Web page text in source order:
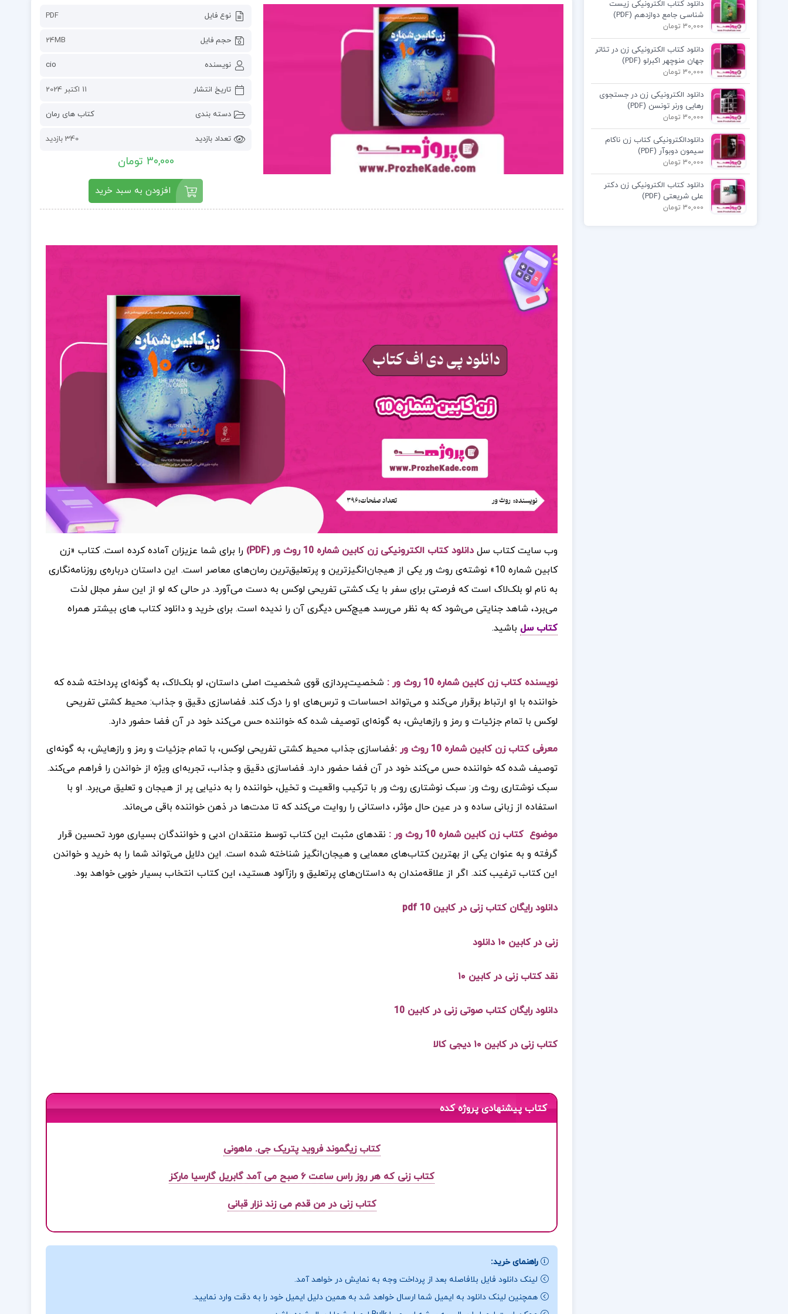
نوع فایل PDF
حجم فایل 24MB
نویسنده cio
تاریخ انتشار 11 اکتبر 2024
دسته بندی کتاب های رمان
تعداد بازدید 340 بازدید
30,000 تومان
افزودن به سبد خرید
وب سایت کتاب سل دانلود کتاب الکترونیکی زن کابین شماره 10 روث ور (PDF)
را برای شما عزیزان آماده کرده است. کتاب «زن
کابین شماره 10» نوشته‌ی روث ور یکی از هیجان‌انگیزترین و پرتعلیق‌ترین رمان‌های معاصر است. این داستان درباره‌ی روزنامه‌نگاری
به نام لو بلک‌لاک است که فرصتی برای سفر با یک کشتی تفریحی لوکس به دست می‌آورد. در حالی که لو از این سفر مجلل لذت
می‌برد، شاهد جنایتی می‌شود که به نظر می‌رسد هیچ‌کس دیگری آن را ندیده است. برای خرید و دانلود کتاب های بیشتر همراه
کتاب سل باشید.
نویسنده کتاب زن کابین شماره 10 روث ور : شخصیت‌پردازی قوی شخصیت اصلی داستان، لو بلک‌لاک، به گونه‌ای پرداخته شده که
خواننده با او ارتباط برقرار می‌کند و می‌تواند احساسات و ترس‌های او را درک کند. فضاسازی دقیق و جذاب: محیط کشتی تفریحی
لوکس با تمام جزئیات و رمز و رازهایش، به گونه‌ای توصیف شده که خواننده حس می‌کند خود در آن فضا حضور دارد.
معرفیکتاب زن کابین شماره 10 روث ور :فضاسازی جذاب محیط کشتی تفریحی لوکس، با تمام جزئیات و رمز و رازهایش، به گونه‌ای
توصیف شده که خواننده حس می‌کند خود در آن فضا حضور دارد. فضاسازی دقیق و جذاب، تجربه‌ای ویژه از خواندن را فراهم می‌کند.
سبک نوشتاری روث ور: سبک نوشتاری روث ور با ترکیب واقعیت و تخیل، خواننده را به دنیایی پر از هیجان و تعلیق می‌برد. او با
استفاده از زبانی ساده و در عین حال مؤثر، داستانی را روایت می‌کند که تا مدت‌ها در ذهن خواننده باقی می‌ماند.
موضوعکتاب زن کابین شماره 10 روث ور : نقدهای مثبت این کتاب توسط منتقدان ادبی و خوانندگان بسیاری مورد تحسین قرار
گرفته و به عنوان یکی از بهترین کتاب‌های معمایی و هیجان‌انگیز شناخته شده است. این دلایل می‌تواند شما را به خرید و خواندن
این کتاب ترغیب کند. اگر از علاقه‌مندان به داستان‌های پرتعلیق و رازآلود هستید، این کتاب انتخاب بسیار خوبی خواهد بود.
دانلود رایگان کتاب زنی در کابین 10 pdf
زنی در کابین ۱۰ دانلود
نقد کتاب زنی در کابین ۱۰
دانلود رایگان کتاب صوتی زنی در کابین 10
کتاب زنی در کابین ۱۰ دیجی کالا
کتاب پیشنهادی پروژه کده
کتاب زیگموند فروید پتریک جی. ماهونی
کتاب زنی که هر روز راس ساعت ۶ صبح می آمد گابریل گارسیا مارکز
کتاب زنی در من قدم می زند نزار قبانی
راهنمای خرید:
لینک دانلود فایل بلافاصله بعد از پرداخت وجه به نمایش در خواهد آمد.
همچنین لینک دانلود به ایمیل شما ارسال خواهد شد به همین دلیل ایمیل خود را به دقت وارد نمایید.
دانلود کتاب الکترونیکی زیست
شناسی جامع دوازدهم (PDF)
30,000 تومان
دانلود کتاب الکترونیکی زن در تئاتر
جهان منوچهر اکبرلو (PDF)
30,000 تومان
دانلود الکترونیکی زن در جستجوی
رهایی ورنر تونسن (PDF)
30,000 تومان
دانلودالکترونیکی کتاب زن ناکام
سیمون دوبوآر (PDF)
30,000 تومان
دانلود کتاب الکترونیکی زن دکتر
علی شریعتی (PDF)
30,000 تومان